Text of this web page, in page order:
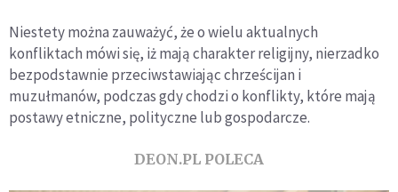
Niestety można zauważyć, że o wielu aktualnych
konfliktach mówi się, iż mają charakter religijny, nierzadko
bezpodstawnie przeciwstawiając chrześcijan i
muzułmanów, podczas gdy chodzi o konflikty, które mają
postawy etniczne, polityczne lub gospodarcze.
DEON.PL POLECA